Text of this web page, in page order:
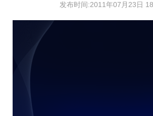
发布时间:2011年07月23日